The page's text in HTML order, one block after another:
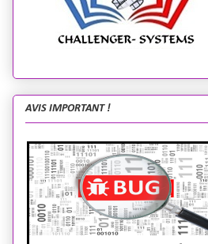
AVIS IMPORTANT !